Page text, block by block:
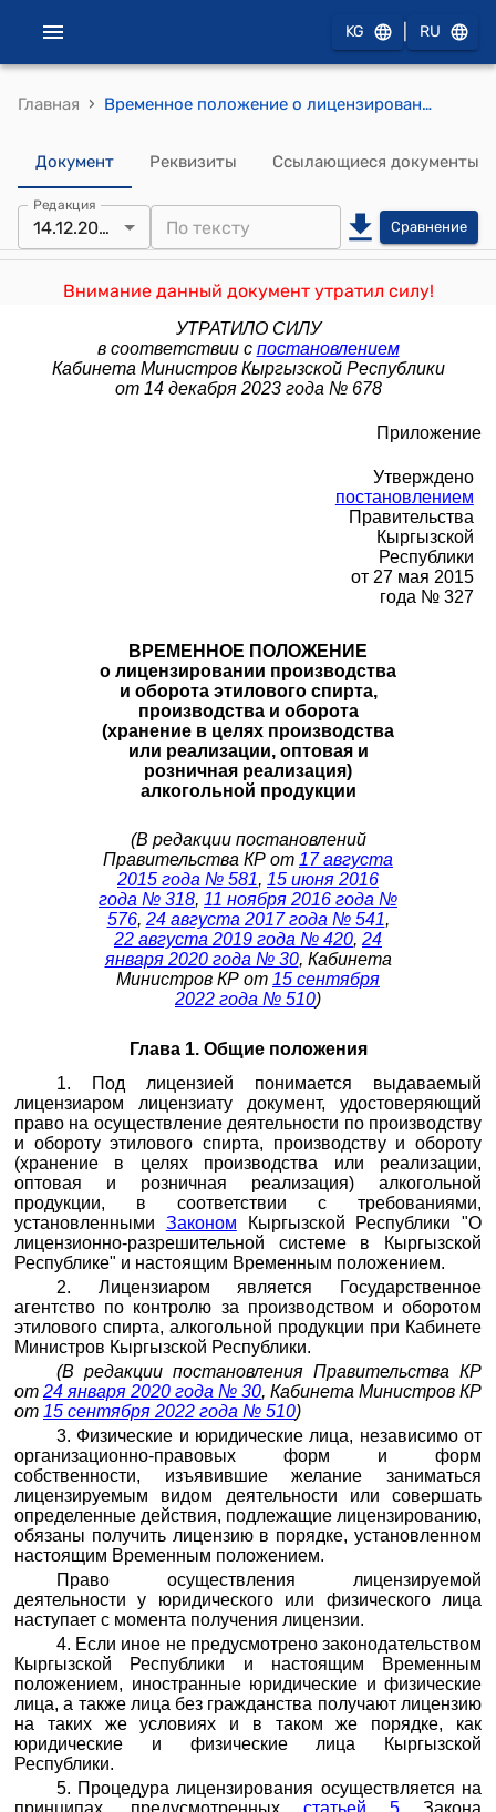
KG RU
Главная › Временное положение о лицензировании производства и оборота этилового спирта, производства и оборота (хранение в целях производства или реализации, оптовая и розничная реализация) алкогольной продукции (утверждено постановлением Правительства Кыргызской Республики от 27 мая 2015 года № 327)
Документ Реквизиты Ссылающиеся документы
Редакция
14.12.2023 Сравнение
Внимание данный документ утратил силу!